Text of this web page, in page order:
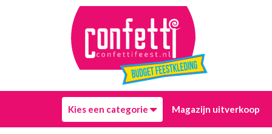
Kies een categorie Magazijn uitverkoop